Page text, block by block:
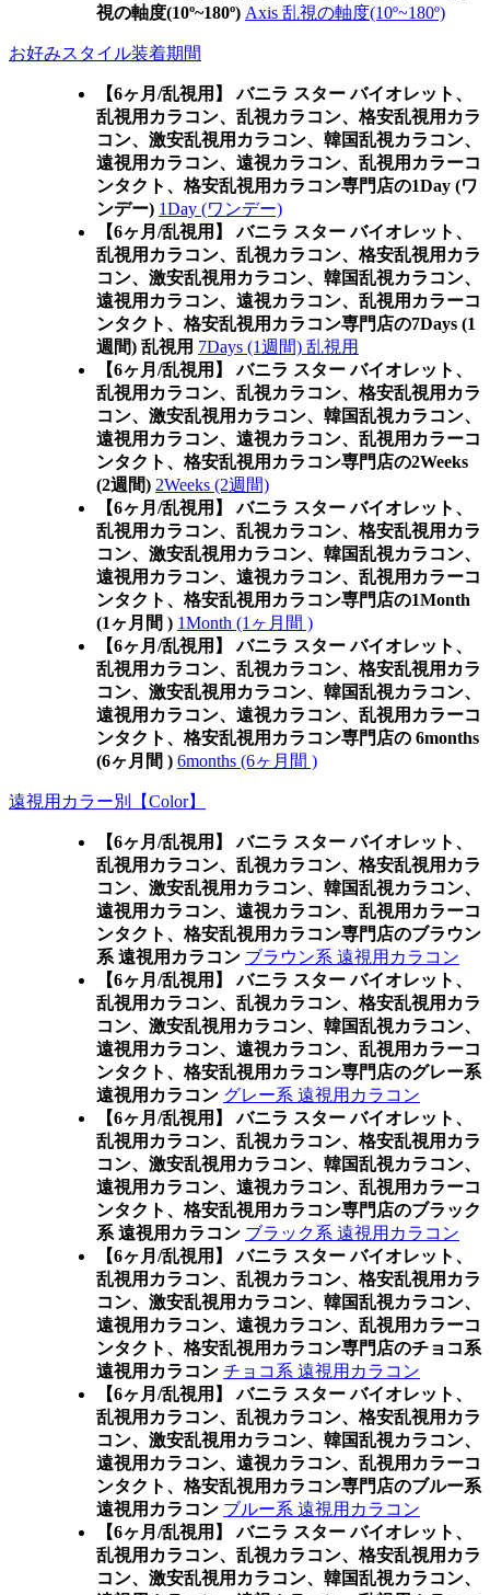
視の軸度(10º~180º) Axis 乱視の軸度(10º~180º)
お好みスタイル装着期間
【6ヶ月/乱視用】 バニラ スター バイオレット、
乱視用カラコン、乱視カラコン、格安乱視用カラ
コン、激安乱視用カラコン、韓国乱視カラコン、
遠視用カラコン、遠視カラコン、乱視用カラーコ
ンタクト、格安乱視用カラコン専門店の1Day (ワ
ンデー) 1Day (ワンデー)
【6ヶ月/乱視用】 バニラ スター バイオレット、
乱視用カラコン、乱視カラコン、格安乱視用カラ
コン、激安乱視用カラコン、韓国乱視カラコン、
遠視用カラコン、遠視カラコン、乱視用カラーコ
ンタクト、格安乱視用カラコン専門店の7Days (1
週間) 乱視用 7Days (1週間) 乱視用
【6ヶ月/乱視用】 バニラ スター バイオレット、
乱視用カラコン、乱視カラコン、格安乱視用カラ
コン、激安乱視用カラコン、韓国乱視カラコン、
遠視用カラコン、遠視カラコン、乱視用カラーコ
ンタクト、格安乱視用カラコン専門店の2Weeks
(2週間) 2Weeks (2週間)
【6ヶ月/乱視用】 バニラ スター バイオレット、
乱視用カラコン、乱視カラコン、格安乱視用カラ
コン、激安乱視用カラコン、韓国乱視カラコン、
遠視用カラコン、遠視カラコン、乱視用カラーコ
ンタクト、格安乱視用カラコン専門店の1Month
(1ヶ月間 ) 1Month (1ヶ月間 )
【6ヶ月/乱視用】 バニラ スター バイオレット、
乱視用カラコン、乱視カラコン、格安乱視用カラ
コン、激安乱視用カラコン、韓国乱視カラコン、
遠視用カラコン、遠視カラコン、乱視用カラーコ
ンタクト、格安乱視用カラコン専門店の 6months
(6ヶ月間 ) 6months (6ヶ月間 )
遠視用カラー別【Color】
【6ヶ月/乱視用】 バニラ スター バイオレット、
乱視用カラコン、乱視カラコン、格安乱視用カラ
コン、激安乱視用カラコン、韓国乱視カラコン、
遠視用カラコン、遠視カラコン、乱視用カラーコ
ンタクト、格安乱視用カラコン専門店のブラウン
系 遠視用カラコン ブラウン系 遠視用カラコン
【6ヶ月/乱視用】 バニラ スター バイオレット、
乱視用カラコン、乱視カラコン、格安乱視用カラ
コン、激安乱視用カラコン、韓国乱視カラコン、
遠視用カラコン、遠視カラコン、乱視用カラーコ
ンタクト、格安乱視用カラコン専門店のグレー系
遠視用カラコン グレー系 遠視用カラコン
【6ヶ月/乱視用】 バニラ スター バイオレット、
乱視用カラコン、乱視カラコン、格安乱視用カラ
コン、激安乱視用カラコン、韓国乱視カラコン、
遠視用カラコン、遠視カラコン、乱視用カラーコ
ンタクト、格安乱視用カラコン専門店のブラック
系 遠視用カラコン ブラック系 遠視用カラコン
【6ヶ月/乱視用】 バニラ スター バイオレット、
乱視用カラコン、乱視カラコン、格安乱視用カラ
コン、激安乱視用カラコン、韓国乱視カラコン、
遠視用カラコン、遠視カラコン、乱視用カラーコ
ンタクト、格安乱視用カラコン専門店のチョコ系
遠視用カラコン チョコ系 遠視用カラコン
【6ヶ月/乱視用】 バニラ スター バイオレット、
乱視用カラコン、乱視カラコン、格安乱視用カラ
コン、激安乱視用カラコン、韓国乱視カラコン、
遠視用カラコン、遠視カラコン、乱視用カラーコ
ンタクト、格安乱視用カラコン専門店のブルー系
遠視用カラコン ブルー系 遠視用カラコン
【6ヶ月/乱視用】 バニラ スター バイオレット、
乱視用カラコン、乱視カラコン、格安乱視用カラ
コン、激安乱視用カラコン、韓国乱視カラコン、